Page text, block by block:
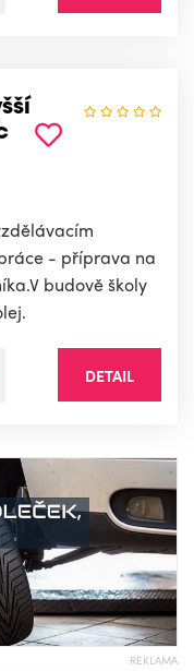
- příprava na
budově školy
DETAIL
REKLAMA